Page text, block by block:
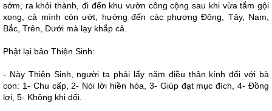
sớm, ra khỏi thành, đi đến khu vườn công cộng sau khi vừa tắm gội
xong, cả mình còn ướt, hướng đến các phương Đông, Tây, Nam,
Bắc, Trên, Dưới mà lạy khắp cả.
Phật lại bảo Thiện Sinh:
- Này Thiện Sinh, người ta phải lấy năm điều thân kính đối với bà
con: 1- Chu cấp, 2- Nói lời hiền hòa, 3- Giúp đạt mục đích, 4- Đồng
lợi, 5- Không khi dối.